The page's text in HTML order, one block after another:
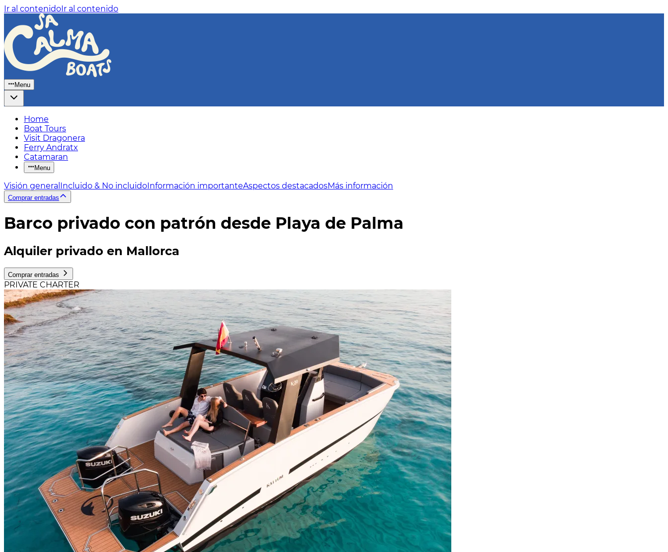
Ir al contenidoIr al contenido
Menu
Home
Boat Tours
Visit Dragonera
Ferry Andratx
Catamaran
Menu
Visión general Incluido & No incluidoInformación importanteAspectos destacadosMás información
Comprar entradas
Barco privado con patrón desde Playa de Palma
Alquiler privado en Mallorca
Comprar entradas
PRIVATE CHARTER